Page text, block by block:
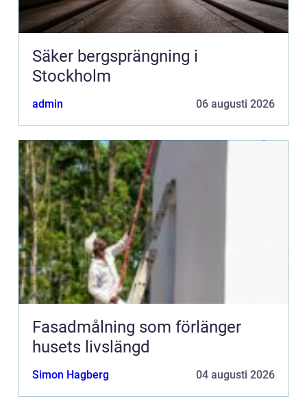
Säker bergsprängning i
Stockholm
admin 06 augusti 2026
Fasadmålning som förlänger
husets livslängd
Simon Hagberg 04 augusti 2026